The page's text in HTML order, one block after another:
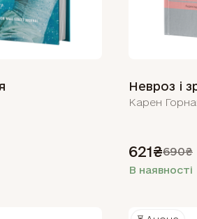
Невроз і
Карен
621₴690₴
В наявності